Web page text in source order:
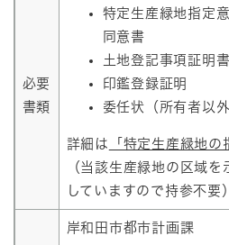
必要
書類
特定生産緑地指定
同意書
土地登記事項証明書
印鑑登録証明
委任状（所有者以
詳細は
「特定生産緑地の
（当該生産緑地の区域
していますので持参不要）
岸和田市都市計画課